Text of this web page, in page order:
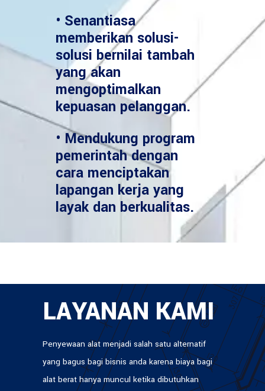
• Senantiasa
memberikan solusi-
solusi bernilai tambah
yang akan
mengoptimalkan
kepuasan pelanggan.
• Mendukung program
pemerintah dengan
cara menciptakan
lapangan kerja yang
layak dan berkualitas.
LAYANAN KAMI
Penyewaan alat menjadi salah satu alternatif
yang bagus bagi bisnis anda karena biaya bagi
alat berat hanya muncul ketika dibutuhkan